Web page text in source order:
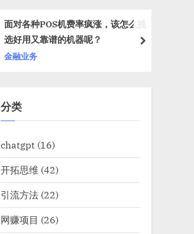
面对各种POS机费率疯涨，该怎么挑
选好用又靠谱的机器呢？
金融业务
next
分类
chatgpt (16)
开拓思维 (42)
引流方法 (22)
网赚项目 (26)